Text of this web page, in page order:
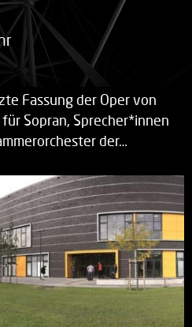
Fassung der Oper von
Sopran, Sprecher*innen
der…